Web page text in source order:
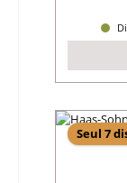
Seul 7